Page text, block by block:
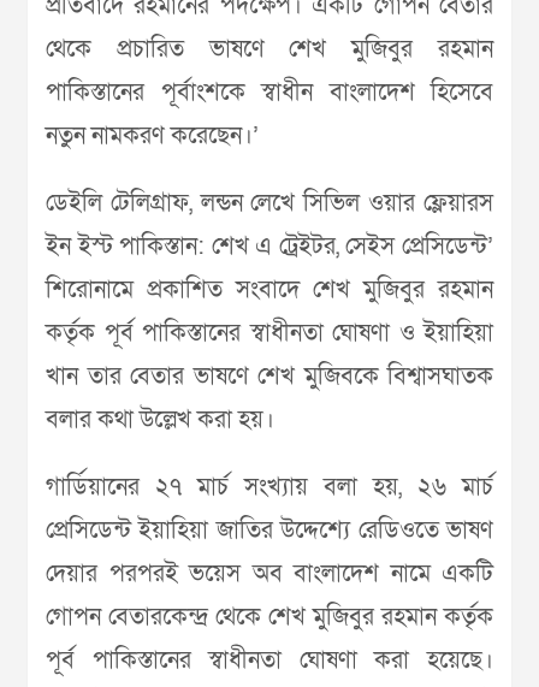
থেকে প্রচারিত ভাষণে শেখ মুজিবুর রহমান
পাকিস্তানের পূর্বাংশকে স্বাধীন বাংলাদেশ হিসেবে
নতুন নামকরণ করেছেন।’
ডেইলি টেলিগ্রাফ, লন্ডন লেখে সিভিল ওয়ার ফ্লেয়ারস
ইন ইস্ট পাকিস্তান: শেখ এ ট্রেইটর, সেইস প্রেসিডেন্ট’
শিরোনামে প্রকাশিত সংবাদে শেখ মুজিবুর রহমান
কর্তৃক পূর্ব পাকিস্তানের স্বাধীনতা ঘোষণা ও ইয়াহিয়া
খান তার বেতার ভাষণে শেখ মুজিবকে বিশ্বাসঘাতক
বলার কথা উল্লেখ করা হয়।
গার্ডিয়ানের ২৭ মার্চ সংখ্যায় বলা হয়, ২৬ মার্চ
প্রেসিডেন্ট ইয়াহিয়া জাতির উদ্দেশ্যে রেডিওতে ভাষণ
দেয়ার পরপরই ভয়েস অব বাংলাদেশ নামে একটি
গোপন বেতারকেন্দ্র থেকে শেখ মুজিবুর রহমান কর্তৃক
পূর্ব পাকিস্তানের স্বাধীনতা ঘোষণা করা হয়েছে।